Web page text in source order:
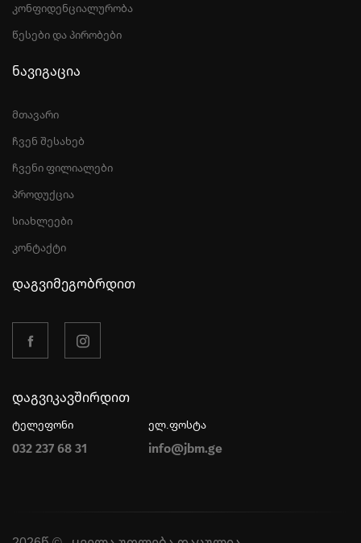
კონფიდენციალურობა
წესები და პირობები
ნავიგაცია
მთავარი
ჩვენ შესახებ
ჩვენი ფილიალები
პროდუქცია
სიახლეები
კონტაქტი
დაგვიმეგობრდით
დაგვიკავშირდით
ტელეფონი
032 237 68 31
ელ.ფოსტა
info@jbm.ge